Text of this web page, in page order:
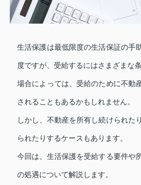
生活保護は最低限度の生活保証の手
度ですが、受給するにはさまざまな
場合によっては、受給のために不動
されることもあるかもしれません。
しかし、不動産を所有し続けられた
られたりするケースもあります。
今回は、生活保護を受給する要件や
の処遇について解説します。